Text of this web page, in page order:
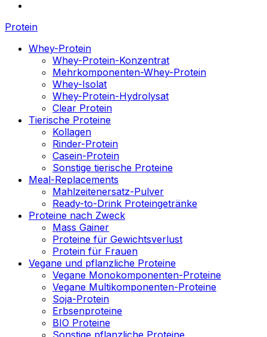
Protein
Whey-Protein
Whey-Protein-Konzentrat
Mehrkomponenten-Whey-Protein
Whey-Isolat
Whey-Protein-Hydrolysat
Clear Protein
Tierische Proteine
Kollagen
Rinder-Protein
Casein-Protein
Sonstige tierische Proteine
Meal-Replacements
Mahlzeitenersatz-Pulver
Ready-to-Drink Proteingetränke
Proteine nach Zweck
Mass Gainer
Proteine für Gewichtsverlust
Protein für Frauen
Vegane und pflanzliche Proteine
Vegane Monokomponenten-Proteine
Vegane Multikomponenten-Proteine
Soja-Protein
Erbsenproteine
BIO Proteine
Sonstige pflanzliche Proteine